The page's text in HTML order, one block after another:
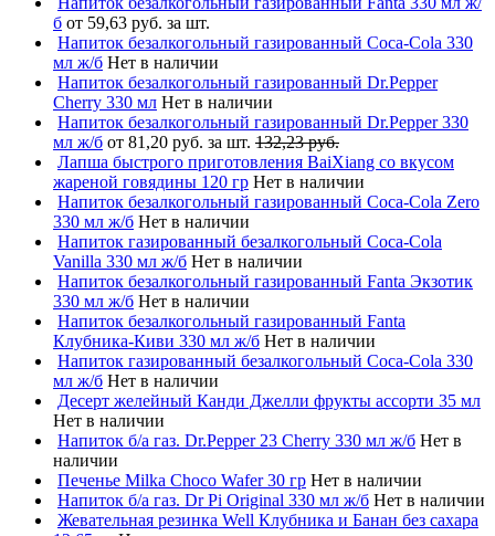
б от 59,63 руб. за шт.
Напиток безалкогольный газированный Coca-Cola 330
мл ж/б Нет в наличии
Напиток безалкогольный газированный Dr.Pepper
Cherry 330 мл Нет в наличии
Напиток безалкогольный газированный Dr.Pepper 330
мл ж/б от 81,20 руб. за шт. 132,23 руб.
Лапша быстрого приготовления BaiXiang со вкусом
жареной говядины 120 гр Нет в наличии
Напиток безалкогольный газированный Coca-Cola Zero
330 мл ж/б Нет в наличии
Напиток газированный безалкогольный Coca-Cola
Vanilla 330 мл ж/б Нет в наличии
Напиток безалкогольный газированный Fanta Экзотик
330 мл ж/б Нет в наличии
Напиток безалкогольный газированный Fanta
Клубника-Киви 330 мл ж/б Нет в наличии
Напиток газированный безалкогольный Coca-Cola 330
мл ж/б Нет в наличии
Десерт желейный Канди Джелли фрукты ассорти 35 мл
Нет в наличии
Напиток б/а газ. Dr.Pepper 23 Cherry 330 мл ж/б Нет в
наличии
Печенье Milka Choco Wafer 30 гр Нет в наличии
Напиток б/а газ. Dr Pi Original 330 мл ж/б Нет в наличии
Жевательная резинка Well Клубника и Банан без сахара